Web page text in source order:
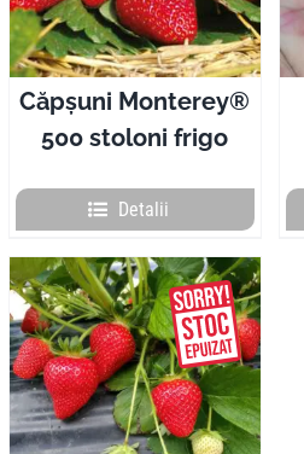
Căpșuni Monterey®
500 stoloni frigo
Detalii